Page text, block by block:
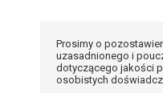
Prosimy o
uzasadnionego i
dotyczącego jakości
osobistych